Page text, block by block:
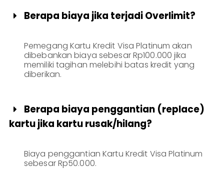
 Berapa biaya jika terjadi Overlimit?
Pemegang Kartu Kredit Visa Platinum akan
dibebankan biaya sebesar Rp100.000 jika
memiliki tagihan melebihi batas kredit yang
diberikan.

Berapa biaya penggantian (replace)
kartu jika kartu rusak/hilang?
Biaya penggantian Kartu Kredit Visa Platinum
sebesar Rp50.000.